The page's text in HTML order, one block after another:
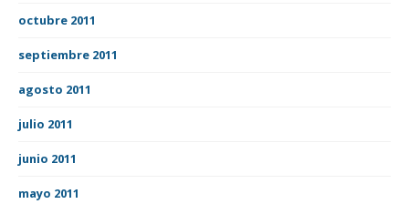
octubre 2011
septiembre 2011
agosto 2011
julio 2011
junio 2011
mayo 2011